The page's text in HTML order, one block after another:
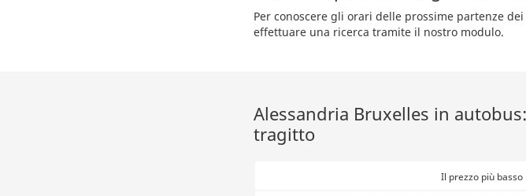
Per conoscere gli orari delle prossime partenze
effettuare una ricerca tramite il nostro modulo.
Alessandria Bruxelles in
tragitto
Il prezzo più basso